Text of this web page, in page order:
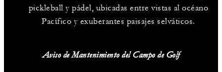
pickleball y pádel, ubicadas entre vistas al océano
Pacífico y exuberantes paisajes selváticos.
Aviso de Mantenimiento del Campo de Golf